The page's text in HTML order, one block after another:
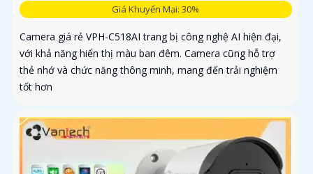
Giá Khuyến Mại: 30%
Camera giá rẻ VPH-C518AI trang bị công nghệ AI hiện đại,
với khả năng hiển thị màu ban đêm. Camera cũng hỗ trợ
thẻ nhớ và chức năng thông minh, mang đến trải nghiệm
tốt hơn